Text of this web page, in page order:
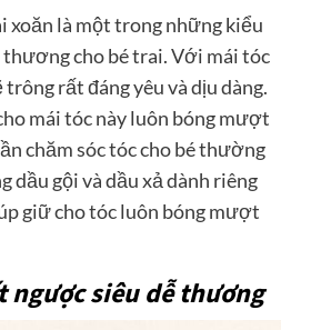
xoăn là một trong những kiểu
thương cho bé trai. Với mái tóc
rất đáng yêu và dịu dàng.
mái tóc này luôn bóng mượt
chăm sóc tóc cho bé thường
dầu gội và dầu xả dành riêng
giữ cho tóc luôn bóng mượt
ngược siêu dễ thương